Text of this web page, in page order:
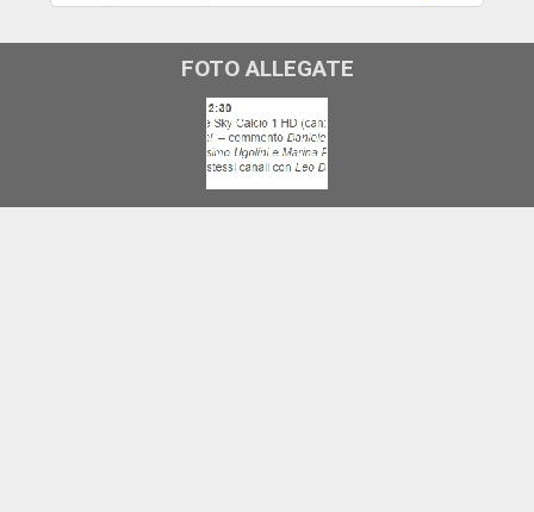
FOTO ALLEGATE